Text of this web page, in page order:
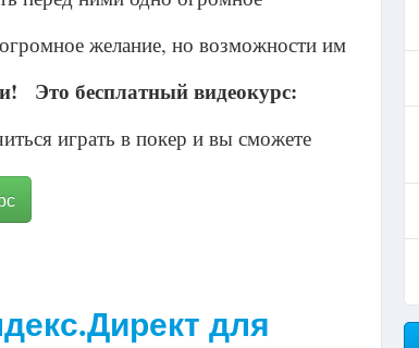
желание, но возможности им
Это бесплатный видеокурс:
играть в покер и вы сможете
для